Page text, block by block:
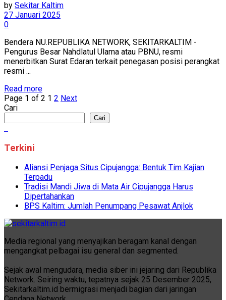
by Sekitar Kaltim
27 Januari 2025
0
Bendera NU.REPUBLIKA NETWORK, SEKITARKALTIM -
Pengurus Besar Nahdlatul Ulama atau PBNU, resmi
menerbitkan Surat Edaran terkait penegasan posisi perangkat
resmi ...
Read more
Page 1 of 2 1 2 Next
Cari
Cari
Terkini
Aliansi Penjaga Situs Cipujangga: Bentuk Tim Kajian
Terpadu
Tradisi Mandi Jiwa di Mata Air Cipujangga Harus
Dipertahankan
BPS Kaltim: Jumlah Penumpang Pesawat Anjlok
Media regional yang menyajikan beragam kanal dengan
mengangkat pelbagai isu general dan segmented.
Sejak awal mengudara, media siber ini jejaring dari Republika
Network. Seiring waktu, tepatnya sejak 25 Desember 2025,
Sekitarkaltim.id bermigrasi menjadi bagian dari jaringan